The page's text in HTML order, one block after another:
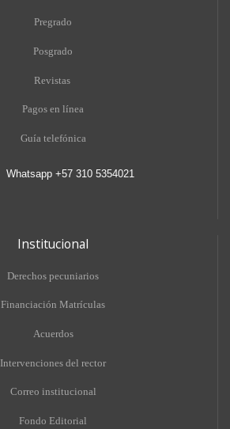
Pregrado
Posgrado
Revistas
Pagos en línea
Guía telefónica
Whatsapp +57 310 5354021
Institucional
Derechos pecuniarios
Financiación Matrículas
Acuerdos
Intervenciones del rector
Correo institucional
Fondo Editorial